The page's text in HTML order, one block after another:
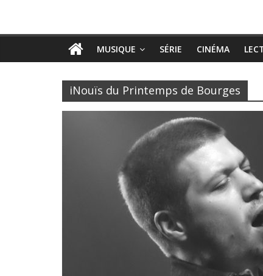
MUSIQUE SÉRIE CINÉMA
iNouïs du Printemps de Bourges